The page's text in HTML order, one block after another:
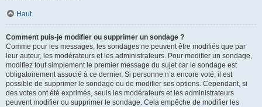
Haut
Comment puis-je modifier ou supprimer un sondage ?
Comme pour les messages, les sondages ne peuvent être modifiés que par
leur auteur, les modérateurs et les administrateurs. Pour modifier un sondage,
modifiez tout simplement le premier message du sujet car le sondage est
obligatoirement associé à ce dernier. Si personne n’a encore voté, il est
possible de supprimer le sondage ou de modifier ses options. Cependant, si
des votes ont été exprimés, seuls les modérateurs et les administrateurs
peuvent modifier ou supprimer le sondage. Cela empêche de modifier les